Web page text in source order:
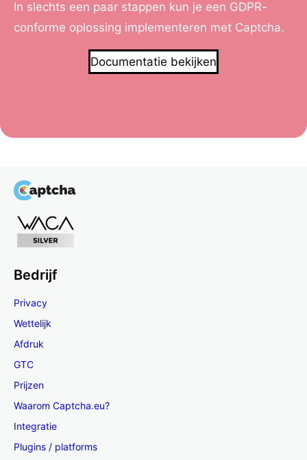
In slechts een paar stappen kun je een GDPR-
conforme oplossing implementeren met Captcha.
Documentatie bekijken
Bedrijf
Privacy
Wettelijk
Afdruk
GTC
Prijzen
Waarom Captcha.eu?
Integratie
Plugins / platforms